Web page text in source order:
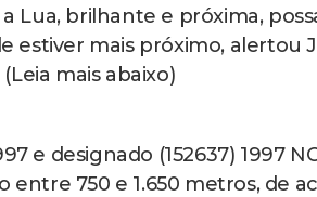
Lua, brilhante e próxima,
estiver mais próximo, alertou
mais abaixo)
e designado (152637) 1997
entre 750 e 1.650 metros, de